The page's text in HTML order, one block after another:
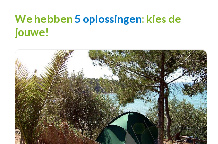
We hebben 5 oplossingen: kies de
jouwe!